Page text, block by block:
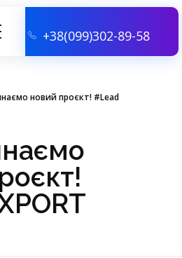
+38(099)302-89-58
новий проєкт! #Lead